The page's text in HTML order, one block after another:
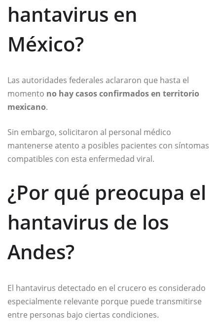
hantavirus en
México?
Las autoridades federales aclararon que hasta el
momento no hay casos confirmados en territorio
mexicano.
Sin embargo, solicitaron al personal médico
mantenerse atento a posibles pacientes con síntomas
compatibles con esta enfermedad viral.
¿Por qué preocupa el
hantavirus de los
Andes?
El hantavirus detectado en el crucero es considerado
especialmente relevante porque puede transmitirse
entre personas bajo ciertas condiciones.